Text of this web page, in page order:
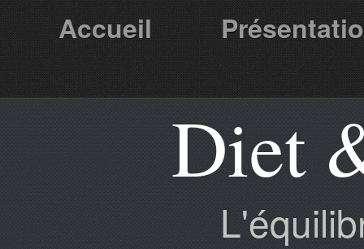
Accueil
Partenaires Diet